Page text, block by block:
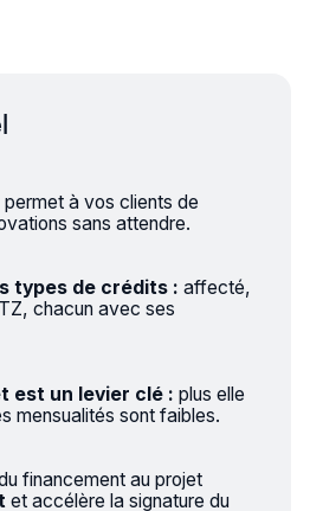
permet à vos clients de
sans attendre.
types de crédits : affecté,
chacun avec ses
est un levier clé : plus elle
mensualités sont faibles.
financement au projet
et accélère la signature du